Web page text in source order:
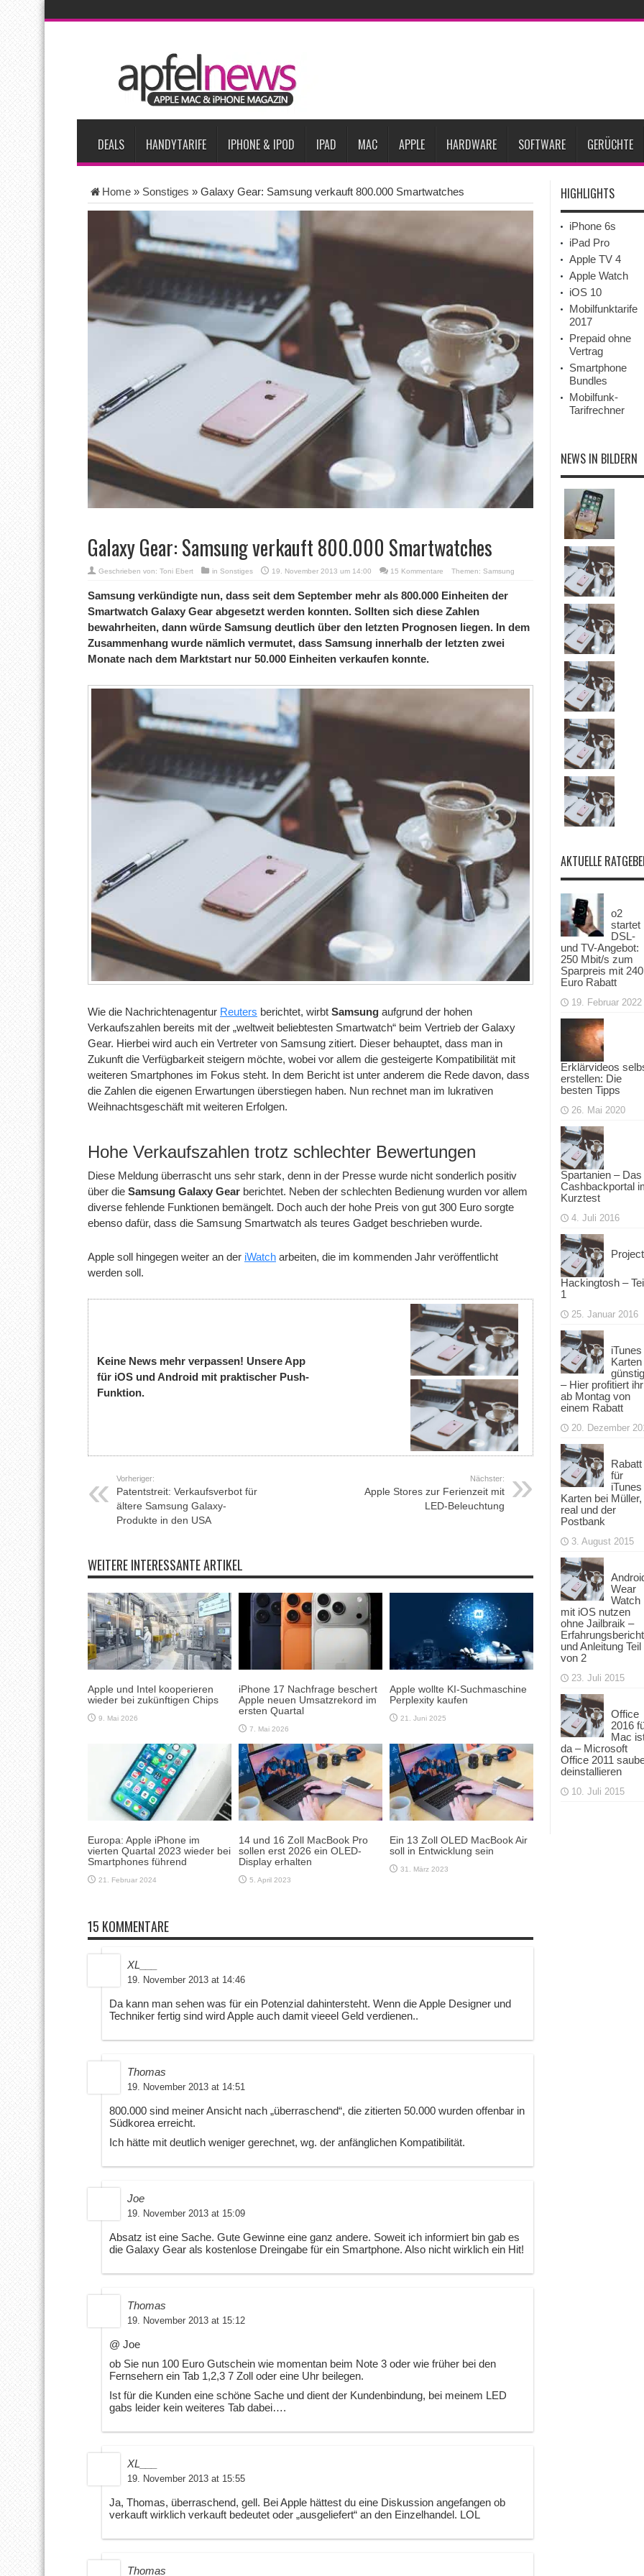
Bericht: iPad-Lieferungen im 2. Quartal 2026 um 7,5 Prozent gesunken
Vom iPad-Design zum eigenen T-Shirt: Checkliste für Apple-Kreative
Apple testet zwei neue Display-Panels für iPhone-Modelle 2027
Apples Smartbrille könnte das nächste große Gesundheits-Gadget werden Apple übernimmt Softwarefirma PlasmaSolve iPhone Air 2 für
DEALS HANDYTARIFE IPHONE & IPOD IPAD MAC APPLE HARDWARE SOFTWARE GERÜCHTE
Home » Sonstiges » Galaxy Gear: Samsung verkauft 800.000 Smartwatches
Galaxy Gear: Samsung verkauft 800.000 Smartwatches
Geschrieben von: Toni Ebert in Sonstiges 19. November 2013 um 14:00 15 Kommentare Themen: Samsung
Samsung verkündigte nun, dass seit dem September mehr als 800.000 Einheiten der
Smartwatch Galaxy Gear abgesetzt werden konnten. Sollten sich diese Zahlen
bewahrheiten, dann würde Samsung deutlich über den letzten Prognosen liegen. In dem
Zusammenhang wurde nämlich vermutet, dass Samsung innerhalb der letzten zwei
Monate nach dem Marktstart nur 50.000 Einheiten verkaufen konnte.
Wie die Nachrichtenagentur Reuters berichtet, wirbt Samsung aufgrund der hohen
Verkaufszahlen bereits mit der „weltweit beliebtesten Smartwatch“ beim Vertrieb der Galaxy
Gear. Hierbei wird auch ein Vertreter von Samsung zitiert. Dieser behauptet, dass man in
Zukunft die Verfügbarkeit steigern möchte, wobei vor allem die gesteigerte Kompatibilität mit
weiteren Smartphones im Fokus steht. In dem Bericht ist unter anderem die Rede davon, dass
die Zahlen die eigenen Erwartungen überstiegen haben. Nun rechnet man im lukrativen
Weihnachtsgeschäft mit weiteren Erfolgen.
Hohe Verkaufszahlen trotz schlechter Bewertungen
Diese Meldung überrascht uns sehr stark, denn in der Presse wurde nicht sonderlich positiv
über die Samsung Galaxy Gear berichtet. Neben der schlechten Bedienung wurden vor allem
diverse fehlende Funktionen bemängelt. Doch auch der hohe Preis von gut 300 Euro sorgte
ebenso dafür, dass die Samsung Smartwatch als teures Gadget beschrieben wurde.
Apple soll hingegen weiter an der iWatch arbeiten, die im kommenden Jahr veröffentlicht
werden soll.
Keine News mehr verpassen! Unsere App
für iOS und Android mit praktischer Push-
Funktion.
Vorheriger:
Patentstreit: Verkaufsverbot für
ältere Samsung Galaxy-
Produkte in den USA
Nächster:
Apple Stores zur Ferienzeit mit
LED-Beleuchtung
WEITERE INTERESSANTE ARTIKEL
Apple und Intel kooperieren
wieder bei zukünftigen Chips
9. Mai 2026
iPhone 17 Nachfrage beschert
Apple neuen Umsatzrekord im
ersten Quartal
7. Mai 2026
Apple wollte KI-Suchmaschine
Perplexity kaufen
21. Juni 2025
Europa: Apple iPhone im
vierten Quartal 2023 wieder bei
Smartphones führend
21. Februar 2024
14 und 16 Zoll MacBook Pro
sollen erst 2026 ein OLED-
Display erhalten
5. April 2023
Ein 13 Zoll OLED MacBook Air
soll in Entwicklung sein
31. März 2023
15 KOMMENTARE
XL___
19. November 2013 at 14:46
Da kann man sehen was für ein Potenzial dahintersteht. Wenn die Apple Designer und
Techniker fertig sind wird Apple auch damit vieeel Geld verdienen..
Thomas
19. November 2013 at 14:51
800.000 sind meiner Ansicht nach „überraschend“, die zitierten 50.000 wurden offenbar in
Südkorea erreicht.
Ich hätte mit deutlich weniger gerechnet, wg. der anfänglichen Kompatibilität.
Joe
19. November 2013 at 15:09
Absatz ist eine Sache. Gute Gewinne eine ganz andere. Soweit ich informiert bin gab es
die Galaxy Gear als kostenlose Dreingabe für ein Smartphone. Also nicht wirklich ein Hit!
Thomas
19. November 2013 at 15:12
@ Joe
ob Sie nun 100 Euro Gutschein wie momentan beim Note 3 oder wie früher bei den
Fernsehern ein Tab 1,2,3 7 Zoll oder eine Uhr beilegen.
Ist für die Kunden eine schöne Sache und dient der Kundenbindung, bei meinem LED
gabs leider kein weiteres Tab dabei….
XL___
19. November 2013 at 15:55
Ja, Thomas, überraschend, gell. Bei Apple hättest du eine Diskussion angefangen ob
verkauft wirklich verkauft bedeutet oder „ausgeliefert“ an den Einzelhandel. LOL
Thomas
HIGHLIGHTS
iPhone 6s
iPad Pro
Apple TV 4
Apple Watch
iOS 10
Mobilfunktarife
2017
Prepaid ohne
Vertrag
Smartphone
Bundles
Mobilfunk-
Tarifrechner
NEWS IN BILDERN
AKTUELLE
o2
startet
DSL-
und TV-Angebot:
250 Mbit/s zum
Sparpreis mit 240
Euro Rabatt
19. Februar 2022
Erklärvideos
erstellen: Die
besten Tipps
26. Mai 2020
Spartanien – Das
Cashbackportal
Kurztest
4. Juli 2016
Project
Hackingtosh –
1
25. Januar 2016
iTunes
Karten
– Hier profitiert ihr
ab Montag von
einem Rabatt
20. Dezember
Rabatt
für
iTunes
Karten bei Müller,
real und der
Postbank
3. August 2015
Wear
Watch
mit iOS nutzen
ohne Jailbraik –
Erfahrungsbericht
und Anleitung Teil
von 2
23. Juli 2015
Office
2016
Mac
da – Microsoft
Office 2011
deinstallieren
10. Juli 2015